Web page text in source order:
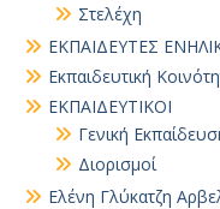
Στελέχη
ΕΚΠΑΙΔΕΥΤΕΣ
Εκπαιδευτική
ΕΚΠΑΙΔΕΥΤΙΚΟΙ
Γενική
Διορισμοί
Ελένη Γλύκατζη